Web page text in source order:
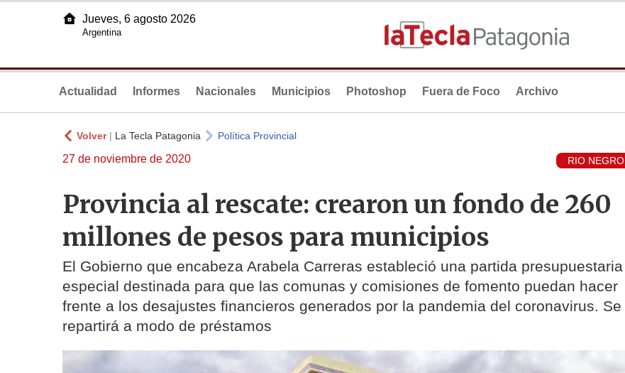
Jueves, 6 agosto 2026
Argentina
Actualidad Informes Nacionales Municipios Photoshop Fuera de Foco Archivo
Volver| La Tecla Patagonia Política Provincial
27 de noviembre de 2020 RIO NEGRO
Provincia al rescate: crearon un fondo de 260
millones de pesos para municipios
El Gobierno que encabeza Arabela Carreras estableció una partida presupuestaria
especial destinada para que las comunas y comisiones de fomento puedan hacer
frente a los desajustes financieros generados por la pandemia del coronavirus. Se
repartirá a modo de préstamos